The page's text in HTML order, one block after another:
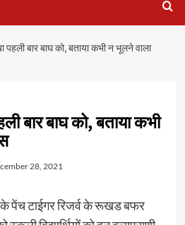
पहली बार बाघ को, बताया कभी न भूलने वाला
बार बाघ को, बताया कभी
28, 2021
पेंच टाईगर रिजर्व के रूखड बफर